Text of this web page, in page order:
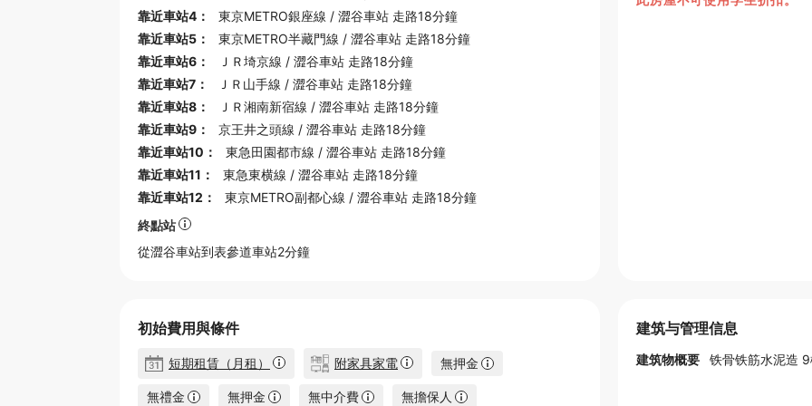
靠近車站4：
東京METRO銀座線 / 澀谷車站 走路18分鐘
靠近車站5：
東京METRO半藏門線 / 澀谷車站 走路18分鐘
靠近車站6：
ＪＲ埼京線 / 澀谷車站 走路18分鐘
靠近車站7：
ＪＲ山手線 / 澀谷車站 走路18分鐘
靠近車站8：
ＪＲ湘南新宿線 / 澀谷車站 走路18分鐘
靠近車站9：
京王井之頭線 / 澀谷車站 走路18分鐘
靠近車站10：
東急田園都市線 / 澀谷車站 走路18分鐘
靠近車站11：
東急東横線 / 澀谷車站 走路18分鐘
靠近車站12：
東京METRO副都心線 / 澀谷車站 走路18分鐘
終點站
從澀谷車站到表參道車站2分鐘
初始費用與條件
短期租賃（月租） 附家具家電 無押金
無禮金 無押金 無中介費 無擔保人
建筑与管理信息
建筑物概要 铁骨铁筋水泥造